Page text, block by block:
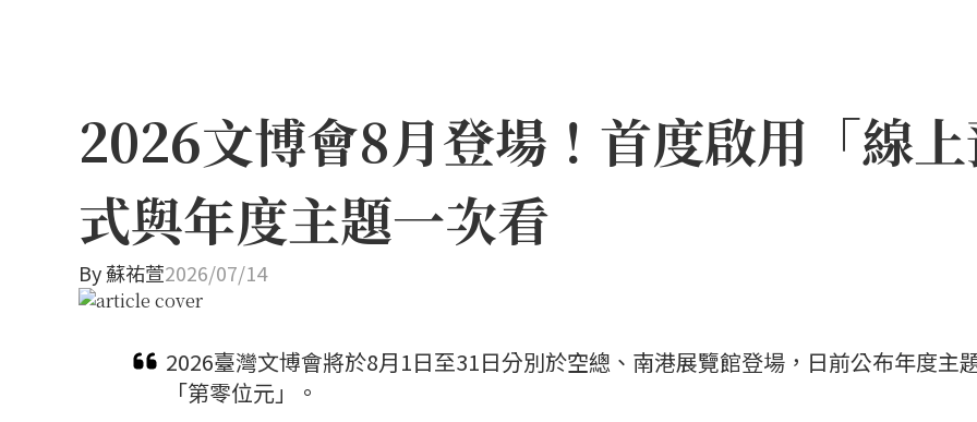
2026文博會8月登場！首度啟用「線
式與年度主題一次看
By蘇祐萱2026/07/14
2026臺灣文博會將於8月1日至31日分別於空總、南港展覽館登場，日前公布年度主
「第零位元」。